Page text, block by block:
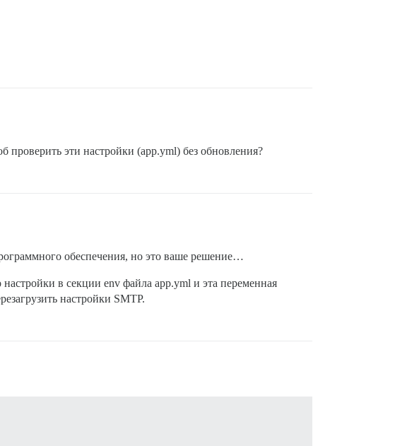
эти настройки (app.yml) без обновления?
обеспечения, но это ваше решение…
настройки в секции env файла app.yml и эта переменная
настройки SMTP.